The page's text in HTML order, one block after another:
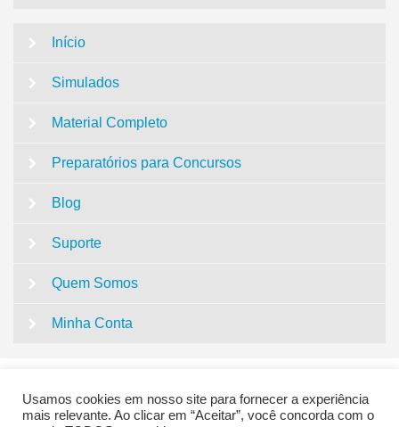
Início
Simulados
Material Completo
Preparatórios para Concursos
Blog
Suporte
Quem Somos
Minha Conta
Usamos cookies em nosso site para fornecer a experiência
mais relevante. Ao clicar em “Aceitar”, você concorda com o